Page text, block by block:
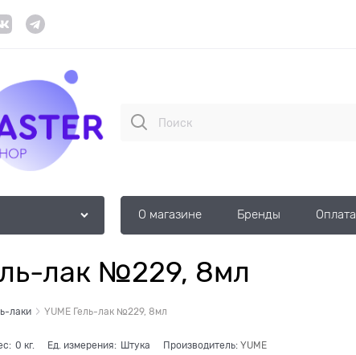
О магазине Бренды Оплата
лак №229, 8мл
лаки YUME Гель-лак №229, 8мл
0 кг. Ед. измерения: Штука Производитель: YUME